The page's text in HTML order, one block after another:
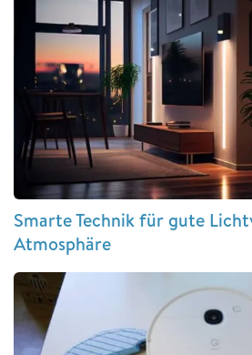
Smarte Technik für gute
Atmosphäre